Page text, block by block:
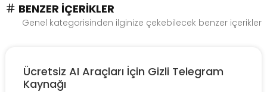
BENZER İÇERIKLER
Genel kategorisinden ilginize çekebilecek benzer içerikler
Ücretsiz AI Araçları İçin Gizli Telegram
Kaynağı